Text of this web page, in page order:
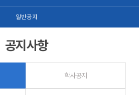
일반공지
공지사항
학사공지